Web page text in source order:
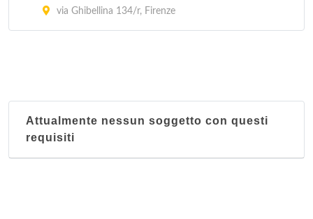
via Ghibellina 134/r, Firenze
Attualmente nessun soggetto con questi
requisiti